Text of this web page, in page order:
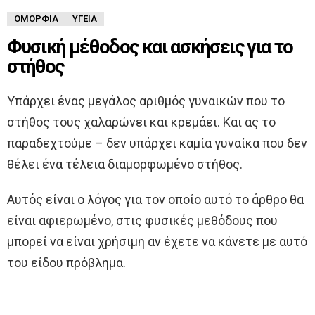
ΟΜΟΡΦΙΆ ΥΓΕΊΑ
Φυσική μέθοδος και ασκήσεις για το
στήθος
Υπάρχει ένας μεγάλος αριθμός γυναικών που το
στήθος τους χαλαρώνει και κρεμάει. Και ας το
παραδεχτούμε – δεν υπάρχει καμία γυναίκα που δεν
θέλει ένα τέλεια διαμορφωμένο στήθος.
Αυτός είναι ο λόγος για τον οποίο αυτό το άρθρο θα
είναι αφιερωμένο, στις φυσικές μεθόδους που
μπορεί να είναι χρήσιμη αν έχετε να κάνετε με αυτό
του είδου πρόβλημα.